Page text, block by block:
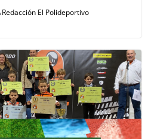
Redacción El Polideportivo